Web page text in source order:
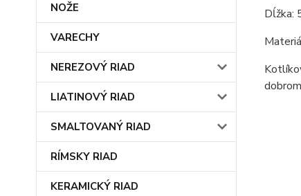
NOŽE
VARECHY
NEREZOVÝ RIAD
LIATINOVÝ RIAD
SMALTOVANÝ RIAD
RÍMSKY RIAD
KERAMICKÝ RIAD
Dĺžka: